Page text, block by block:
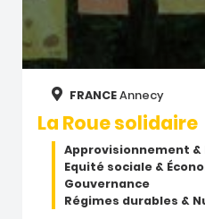
FRANCEAnnecy
La Roue solidaire
Approvisionnement
Equité sociale &
Gouvernance
Régimes durables &